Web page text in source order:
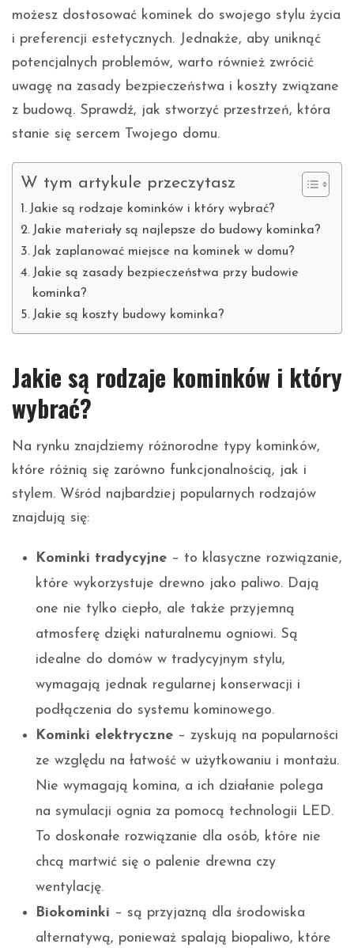
możesz dostosować kominek do swojego stylu życia
i preferencji estetycznych. Jednakże, aby uniknąć
potencjalnych problemów, warto również zwrócić
uwagę na zasady bezpieczeństwa i koszty związane
z budową. Sprawdź, jak stworzyć przestrzeń, która
stanie się sercem Twojego domu.
W tym artykule przeczytasz
Jakie są rodzaje kominków i który wybrać?
Jakie materiały są najlepsze do budowy kominka?
Jak zaplanować miejsce na kominek w domu?
Jakie są zasady bezpieczeństwa przy budowie
kominka?
Jakie są koszty budowy kominka?
Jakie są rodzaje kominków i który
wybrać?
Na rynku znajdziemy różnorodne typy kominków,
które różnią się zarówno funkcjonalnością, jak i
stylem. Wśród najbardziej popularnych rodzajów
znajdują się:
Kominki tradycyjne – to klasyczne rozwiązanie,
które wykorzystuje drewno jako paliwo. Dają
one nie tylko ciepło, ale także przyjemną
atmosferę dzięki naturalnemu ogniowi. Są
idealne do domów w tradycyjnym stylu,
wymagają jednak regularnej konserwacji i
podłączenia do systemu kominowego.
Kominki elektryczne – zyskują na popularności
ze względu na łatwość w użytkowaniu i montażu.
Nie wymagają komina, a ich działanie polega
na symulacji ognia za pomocą technologii LED.
To doskonałe rozwiązanie dla osób, które nie
chcą martwić się o palenie drewna czy
wentylację.
Biokominki – są przyjazną dla środowiska
alternatywą, ponieważ spalają biopaliwo, które